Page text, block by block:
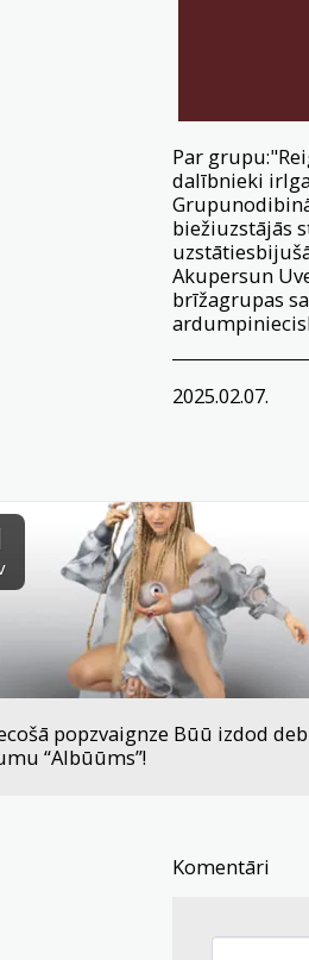
Par
dalībnieki
biežiuzstājās
Akupersun
brīžagrupas
2025.02.07.
popzvaignze Būū izdod
“Albūūms”!
Komentāri